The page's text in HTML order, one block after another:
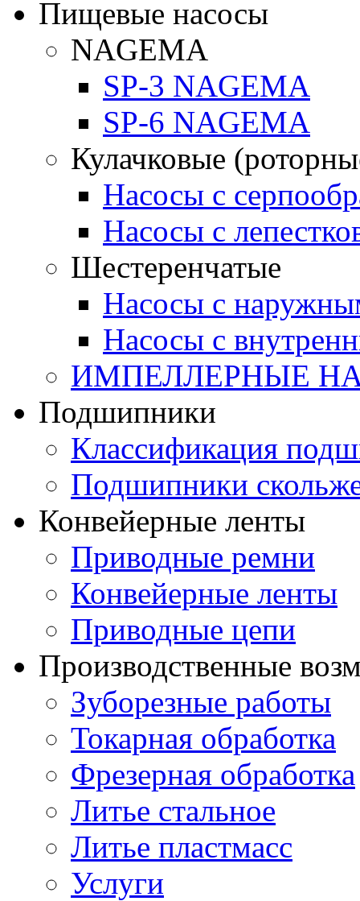
Пищевые насосы
NAGEMA
SP-3 NAGEMA
SP-6 NAGEMA
Кулачковые
Насосы с
Насосы с
Шестеренчатые
Насосы с
Насосы с
ИМПЕЛЛЕРНЫЕ
Подшипники
Классификация
Подшипники
Конвейерные ленты
Приводные ремни
Конвейерные ленты
Приводные цепи
Производственные
Зуборезные работы
Токарная обработка
Фрезерная обработка
Литье стальное
Литье пластмасс
Услуги